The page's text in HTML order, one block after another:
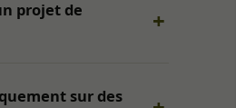
projet de
sur des
fonctionnement,
à la sécurité et à
être désactivés.